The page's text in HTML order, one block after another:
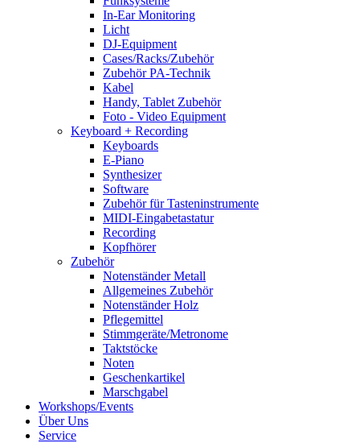
In-Ear Monitoring
Licht
DJ-Equipment
Cases/Racks/Zubehör
Zubehör PA-Technik
Kabel
Handy, Tablet Zubehör
Foto - Video Equipment
Keyboard + Recording
Keyboards
E-Piano
Synthesizer
Software
Zubehör für Tasteninstrumente
MIDI-Eingabetastatur
Recording
Kopfhörer
Zubehör
Notenständer Metall
Allgemeines Zubehör
Notenständer Holz
Pflegemittel
Stimmgeräte/Metronome
Taktstöcke
Noten
Geschenkartikel
Marschgabel
Workshops/Events
Über Uns
Service